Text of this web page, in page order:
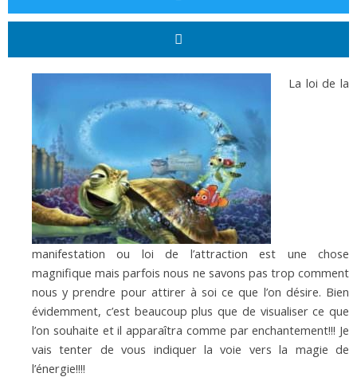
La loi de la
manifestation ou loi de l’attraction est une chose
magnifique mais parfois nous ne savons pas trop comment
nous y prendre pour attirer à soi ce que l’on désire. Bien
évidemment, c’est beaucoup plus que de visualiser ce que
l’on souhaite et il apparaîtra comme par enchantement!!! Je
vais tenter de vous indiquer la voie vers la magie de
l’énergie!!!!